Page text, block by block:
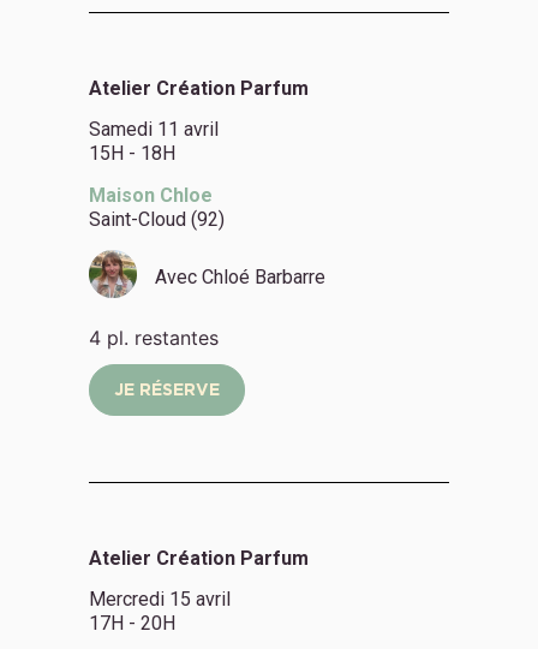
Atelier Création Parfum
Samedi 11 avril
15H - 18H
Maison Chloe
Saint-Cloud (92)
Avec Chloé Barbarre
4 pl. restantes
JE RÉSERVE
Atelier Création Parfum
Mercredi 15 avril
17H - 20H